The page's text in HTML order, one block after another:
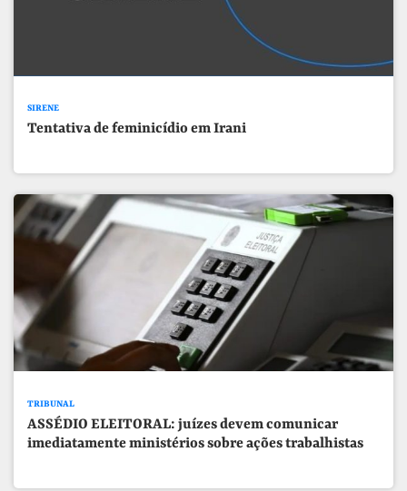
SIRENE
Tentativa de feminicídio em Irani
TRIBUNAL
ASSÉDIO ELEITORAL: juízes devem comunicar
imediatamente ministérios sobre ações trabalhistas